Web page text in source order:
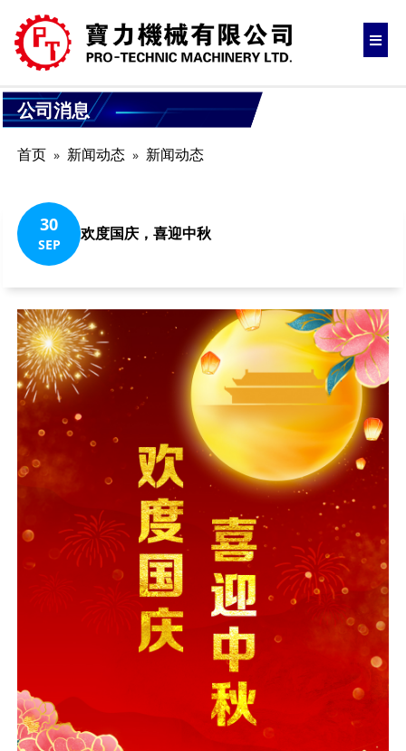
公司消息
首页 新闻动态 新闻动态
30
SEP
欢度国庆，喜迎中秋